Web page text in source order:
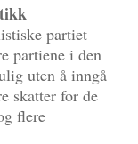
partiet
partiene i den
uten å inngå
skatter for de
flere